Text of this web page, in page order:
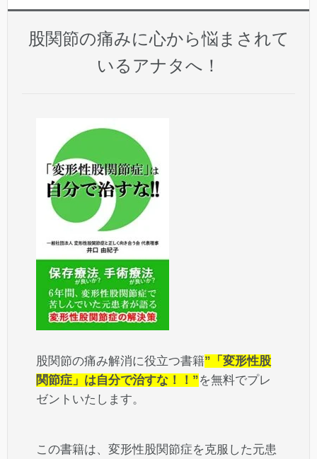
股関節の痛みに心から悩まされて
いるアナタへ！
股関節の痛み解消に役立つ書籍”「変形性股
関節症」は自分で治すな！！”を無料でプレ
ゼントいたします。
この書籍は、変形性股関節症を克服した元患